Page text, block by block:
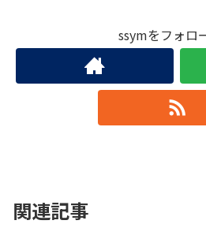
ssymをフォロ
関連記事